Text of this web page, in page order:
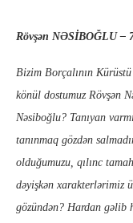
Rövşən NƏSİBOĞLU –
Bizim Borçalının
könül dostumuz Rövşən
Nəsiboğlu? Tanıyan
tanınmaq gözdən
olduğumuzu, qılınc
dəyişkən xarakterlərimiz
gözündən? Hardan gəlib